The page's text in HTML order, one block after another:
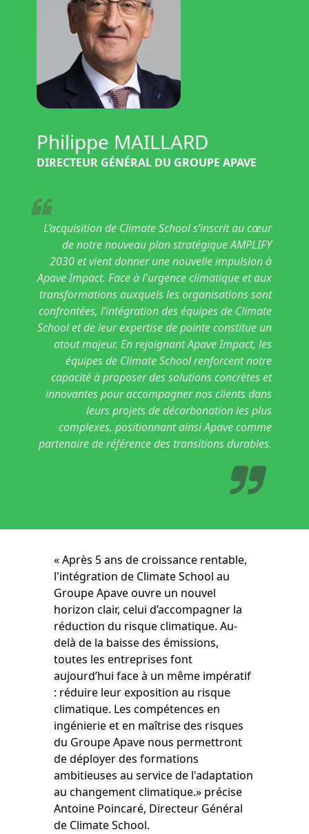
L’acquisition de Climate School s’inscrit au cœur
de notre nouveau plan stratégique AMPLIFY
2030 et vient donner une nouvelle impulsion à
Apave Impact. Face à l'urgence climatique et aux
transformations auxquels les organisations sont
confrontées, l’intégration des équipes de Climate
School et de leur expertise de pointe constitue un
atout majeur. En rejoignant Apave Impact, les
équipes de Climate School renforcent notre
capacité à proposer des solutions concrètes et
innovantes pour accompagner nos clients dans
leurs projets de décarbonation les plus
complexes, positionnant ainsi Apave comme
partenaire de référence des transitions durables.
Philippe MAILLARD
DIRECTEUR GÉNÉRAL DU GROUPE APAVE
« Après 5 ans de croissance rentable,
l'intégration de Climate School au
Groupe Apave ouvre un nouvel
horizon clair, celui d’accompagner la
réduction du risque climatique. Au-
delà de la baisse des émissions,
toutes les entreprises font
aujourd’hui face à un même impératif
: réduire leur exposition au risque
climatique. Les compétences en
ingénierie et en maîtrise des risques
du Groupe Apave nous permettront
de déployer des formations
ambitieuses au service de l'adaptation
au changement climatique.» précise
Antoine Poincaré, Directeur Général
de Climate School.